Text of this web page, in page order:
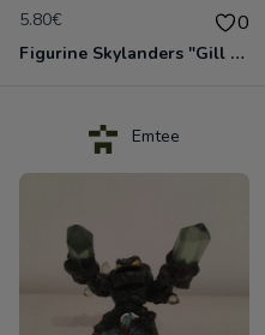
5.80€ 0
Figurine Skylanders "Gill Grunt - Giants, Series 2"
Emtee